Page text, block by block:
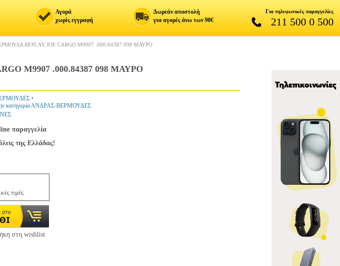
Αγορά
χωρίς εγγραφή
Δωρεάν αποστολή
για αγορές άνω των 90€
Για τηλεφωνικές παραγγελίες
211 500 0 500
REPLAY JOE CARGO M9907 .000.84387 098 ΜΑΥΡΟ
M9907 .000.84387 098 ΜΑΥΡΟ
•
κατηγορία ΑΝΔΡΑΣ-ΒΕΡΜΟΥΔΕΣ
παραγγελία
της Ελλάδας!
τιμές
στη wishlist